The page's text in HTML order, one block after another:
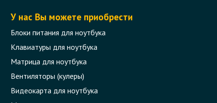
У нас Вы можете приобрести
Блоки питания для ноутбука
Клавиатуры для ноутбука
Матрица для ноутбука
Вентиляторы (кулеры)
Видеокарта для ноутбука